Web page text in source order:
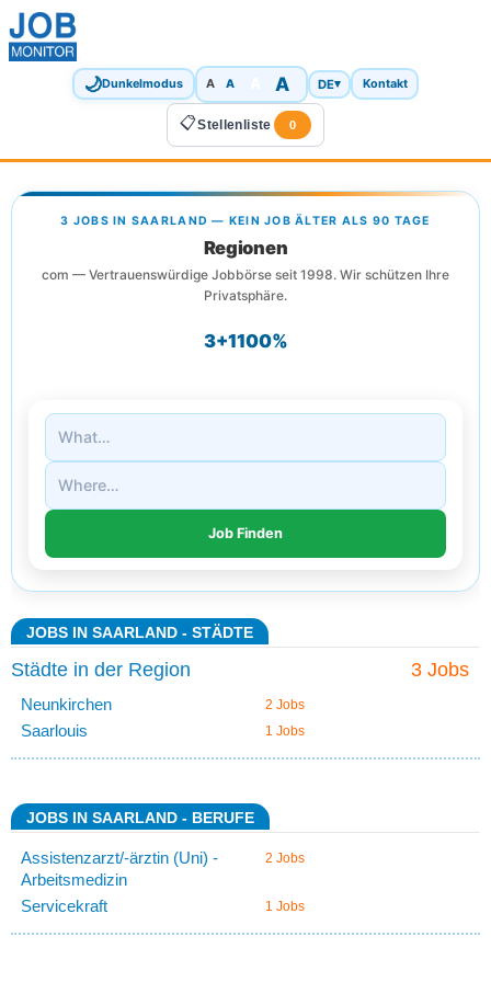
🌙Dunkelmodus A A A DE▾ Kontakt
📋Stellenliste 0
3 JOBS IN SAARLAND — KEIN JOB ÄLTER ALS 90 TAGE
Regionen
com — Vertrauenswürdige Jobbörse seit 1998. Wir schützen Ihre
Privatsphäre.
3+1100%
JOBS IN SAARLAND - STÄDTE
3 Jobs
Städte in der Region
Neunkirchen 2 Jobs
Saarlouis 1 Jobs
JOBS IN SAARLAND - BERUFE
Assistenzarzt/-ärztin (Uni) -
Arbeitsmedizin
2 Jobs
Servicekraft 1 Jobs